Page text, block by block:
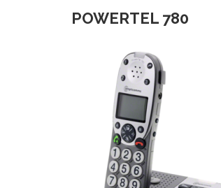
POWERTEL 780